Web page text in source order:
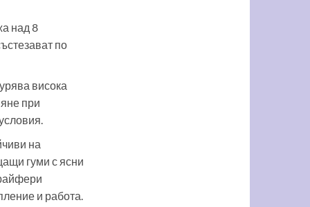
над 8
по
висока
при
на
гуми с ясни
и работа.